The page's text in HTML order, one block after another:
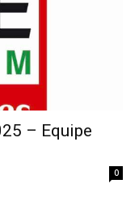
– Equipe
0